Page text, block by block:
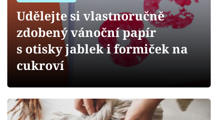
Přihlášení
Sledujte nás
Udělejte si vlastnoručně
zdobený vánoční papír
s otisky jablek i formiček na
cukroví